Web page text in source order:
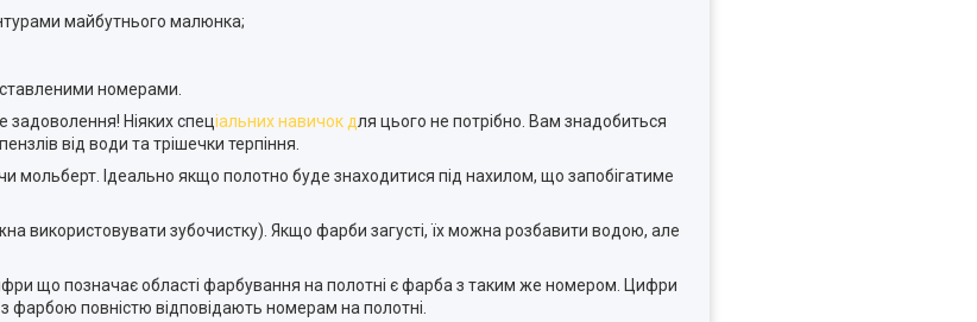
майбутнього малюнка;
номерами.
Ніяких спеціальних навичок для цього не потрібно. Вам знадобиться
від води та трішечки терпіння.
мольберт. Ідеально якщо полотно буде знаходитися під нахилом, що запобігатиме
зубочистку). Якщо фарби загусті, їх можна розбавити водою, але
що позначає області фарбування на полотні є фарба з таким же номером. Цифри
фарбою повністю відповідають номерам на полотні.